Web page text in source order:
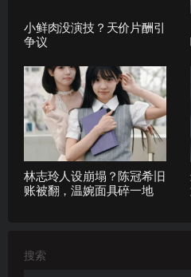
小鲜肉没演技？天价片酬引
争议
林志玲人设崩塌？陈冠希旧
账被翻，温婉面具碎一地
搜索